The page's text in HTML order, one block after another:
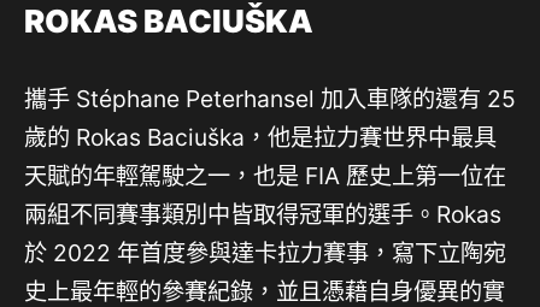
ROKAS BACIUŠKA
攜手 Stéphane Peterhansel 加入車隊的還有 25
歲的 Rokas Baciuška，他是拉力賽世界中最具
天賦的年輕駕駛之一，也是 FIA 歷史上第一位在
兩組不同賽事類別中皆取得冠軍的選手。Rokas
於 2022 年首度參與達卡拉力賽事，寫下立陶宛
史上最年輕的參賽紀錄，並且憑藉自身優異的實